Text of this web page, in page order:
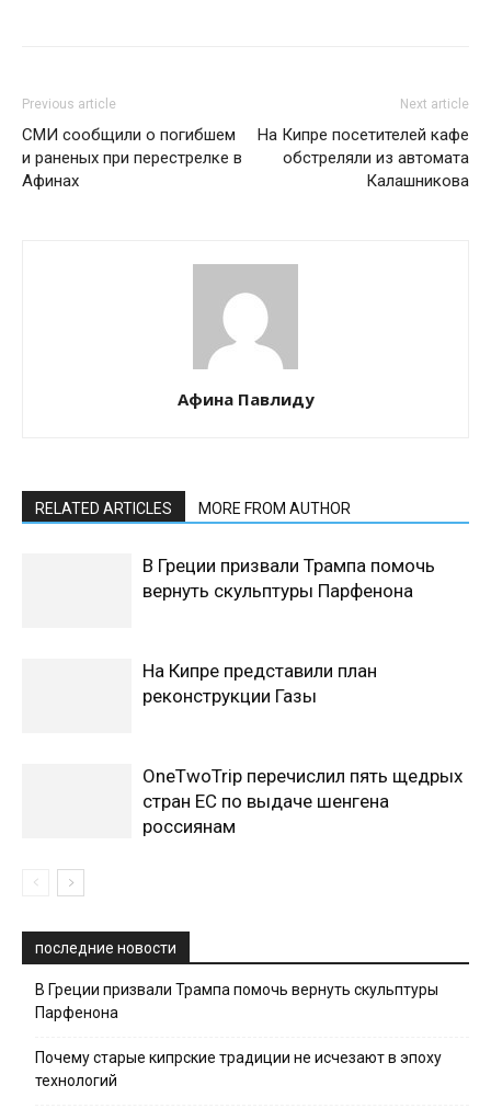
Previous article
СМИ сообщили о погибшем
и раненых при перестрелке в
Афинах
Next article
На Кипре посетителей кафе
обстреляли из автомата
Калашникова
Афина Павлиду
RELATED ARTICLES MORE FROM AUTHOR
В Греции призвали Трампа помочь
вернуть скульптуры Парфенона
На Кипре представили план
реконструкции Газы
OneTwoTrip перечислил пять щедрых
стран ЕС по выдаче шенгена
россиянам
последние новости
В Греции призвали Трампа помочь вернуть скульптуры
Парфенона
Почему старые кипрские традиции не исчезают в эпоху
технологий